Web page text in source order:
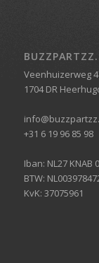
Veenhuizerweg
1704 DR
+31 6 19 96 85 98
Iban: NL27 KNAB
BTW:
KvK: 37075961